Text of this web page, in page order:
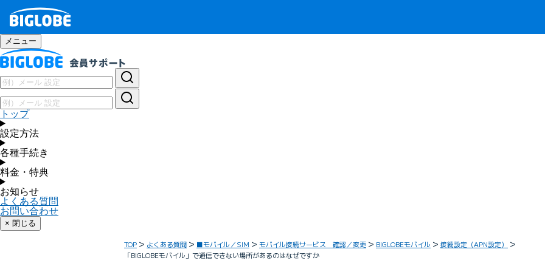
メニュー
トップ
設定方法
各種手続き
料金・特典
お知らせ
よくある質問
お問い合わせ
× 閉じる
TOP よくある質問 ■モバイル／SIM モバイル接続サービス 確認／変更 BIGLOBEモバイル
接続設定（APN設定）
「BIGLOBEモバイル」で通信できない場所があるのはなぜですか